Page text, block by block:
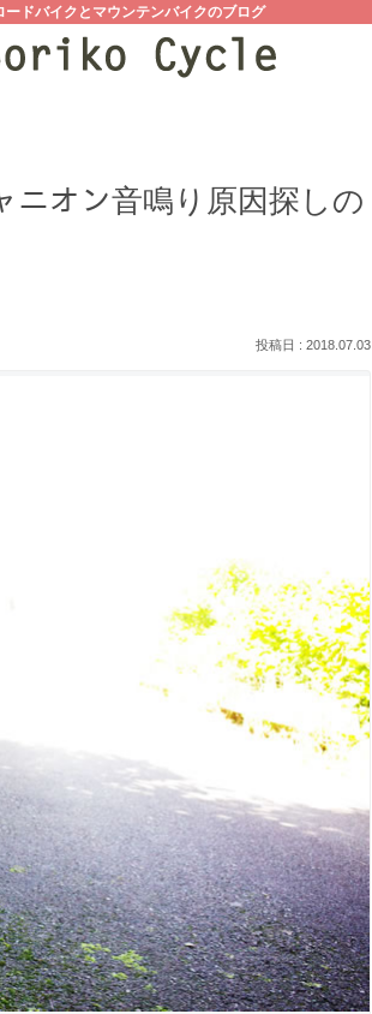
ードバイクとマウンテンバイクのブログ
ニオン音鳴り原因探しの
2018.07.03